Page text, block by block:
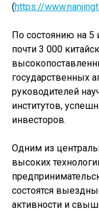
(https://
По состоянию на 5
почти 3 000
государственных
руководителей
институтов,
инвесторов.
Одним из
высоких
состоятся
активности и